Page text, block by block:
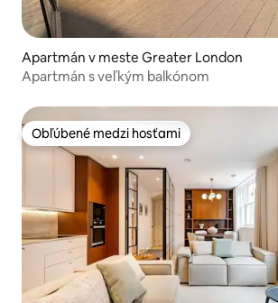
Apartmán v meste Greater London
Apartmán s veľkým balkónom
Obľúbené medzi hosťami
Obľúbené medzi hosťami